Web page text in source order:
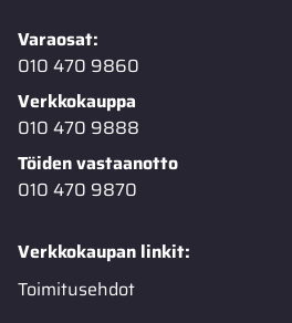
Varaosat:
010 470 9860
Verkkokauppa
010 470 9888
Töiden vastaanotto
010 470 9870
Verkkokaupan linkit:
Toimitusehdot